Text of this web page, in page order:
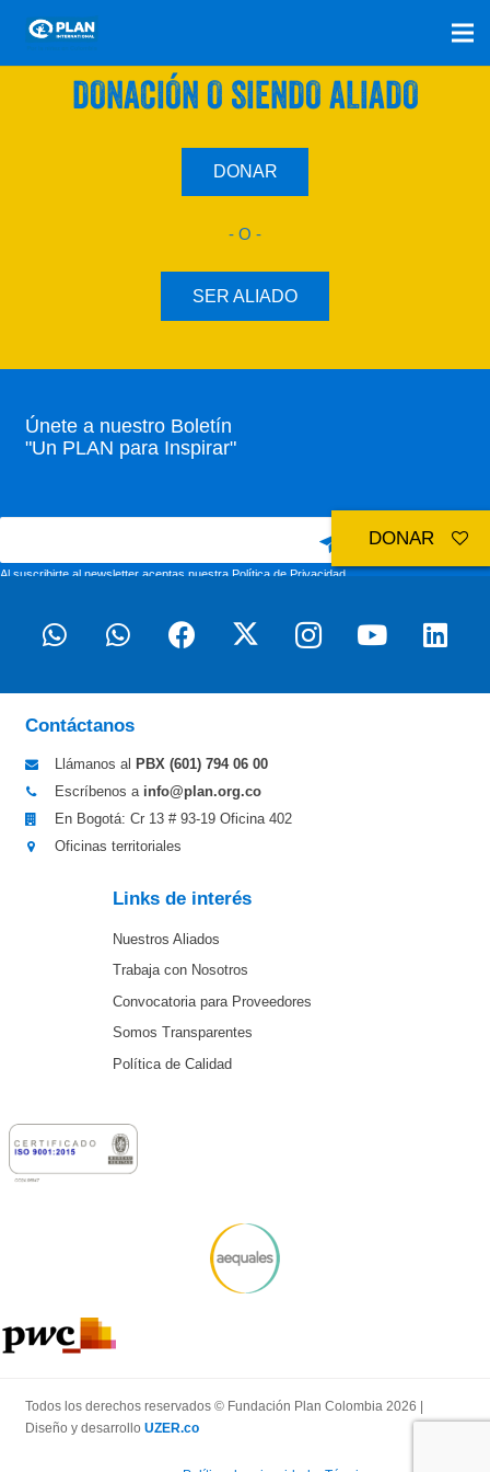
SÚMATE A NUESTRO PLAN CON UNA
DONACIÓN O SIENDO ALIADO
DONAR
- O -
SER ALIADO
Únete a nuestro Boletín
"Un PLAN para Inspirar"
Al suscribirte al newsletter aceptas nuestraPolítica de Privacidad
Contáctanos
Llámanos al PBX (601) 794 06 00
Escríbenos a info@plan.org.co
En Bogotá: Cr 13 # 93-19 Oficina 402
Oficinas territoriales
Links de interés
Nuestros Aliados
Trabaja con Nosotros
Convocatoria para Proveedores
Somos Transparentes
Política de Calidad
Todos los derechos reservados © Fundación Plan Colombia 2026 |
Diseño y desarrollo UZER.co
DONAR